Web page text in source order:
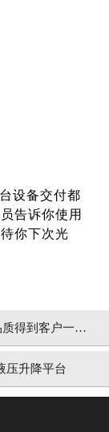
设备交付都
告诉你使用
你下次光
得到客户一致
压升降平台